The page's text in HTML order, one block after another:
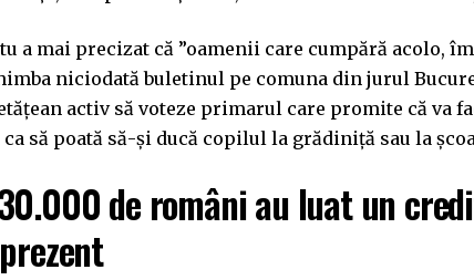
a mai precizat că ”oamenii care cumpără acolo,
niciodată buletinul pe comuna din jurul
activ să voteze primarul care promite că va
să poată să-și ducă copilul la grădiniță sau la
de români au luat un